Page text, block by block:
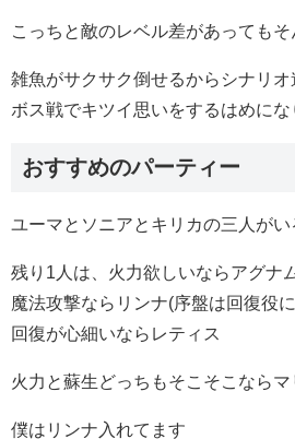
こっちと敵のレベル差があっても
雑魚がサクサク倒せるからシナリオ
ボス戦でキツイ思いをするはめにな
おすすめのパーティー
ユーマとソニアとキリカの三人が
残り1人は、火力欲しいならアグナ
魔法攻撃ならリンナ(序盤は回復役
回復が心細いならレティス
火力と蘇生どっちもそこそこならマ
僕はリンナ入れてます